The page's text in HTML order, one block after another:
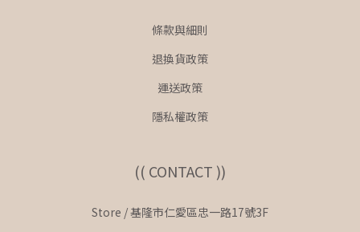
條款與細則
退換貨政策
運送政策
隱私權政策
(( CONTACT ))
Store / 基隆市仁愛區忠一路17號3F